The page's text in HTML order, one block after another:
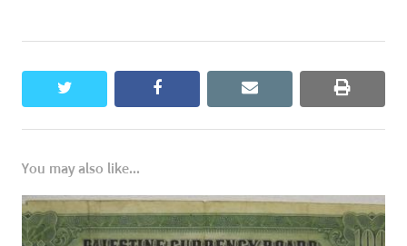
twitter facebook email print
You may also like...